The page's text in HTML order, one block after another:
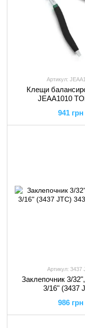
Артикул:
Клещи
JEAA1010
941 грн
Артикул: 3437
Заклепочник 3/
3/16" (3437
986 грн